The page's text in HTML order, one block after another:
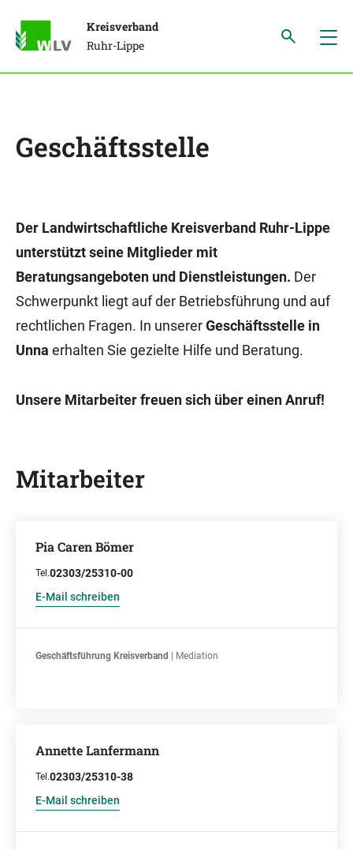
Kreisverband
Ruhr-Lippe
Geschäftsstelle
Der Landwirtschaftliche Kreisverband Ruhr-Lippe
unterstützt seine Mitglieder mit
Beratungsangeboten und Dienstleistungen. Der
Schwerpunkt liegt auf der Betriebsführung und auf
rechtlichen Fragen. In unsererGeschäftsstelle in
Unna erhalten Sie gezielte Hilfe und Beratung.
Unsere Mitarbeiter freuen sich über einen Anruf!
Mitarbeiter
Pia Caren Bömer
Tel.02303/25310-00
E-Mail schreiben
Geschäftsführung Kreisverband | Mediation
Annette Lanfermann
Tel.02303/25310-38
E-Mail schreiben